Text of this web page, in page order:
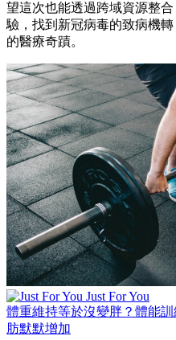
望這次也能透過跨域資源整
驗，找到新冠病毒的致病機
的醫療奇蹟。
Just For You
體重維持等於沒變胖？體能
肪默默增加